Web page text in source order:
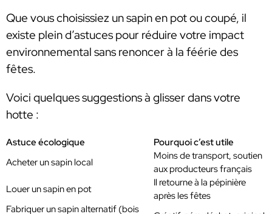
Que vous choisissiez un sapin en pot ou coupé, il
existe plein d’astuces pour réduire votre impact
environnemental sans renoncer à la féérie des
fêtes.
Voici quelques suggestions à glisser dans votre
hotte :
Astuce écologique
Pourquoi c’est utile
Acheter un sapin local
Moins de transport, soutien
aux producteurs français
Louer un sapin en pot
Il retourne à la pépinière
après les fêtes
Fabriquer un sapin alternatif (bois